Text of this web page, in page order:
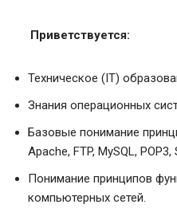
Приветствуется:
Техническое (IT)
Знания операционных
Базовые понимание
Apache, FTP, MySQL, POP3,
Понимание принципов
компьютерных сетей.